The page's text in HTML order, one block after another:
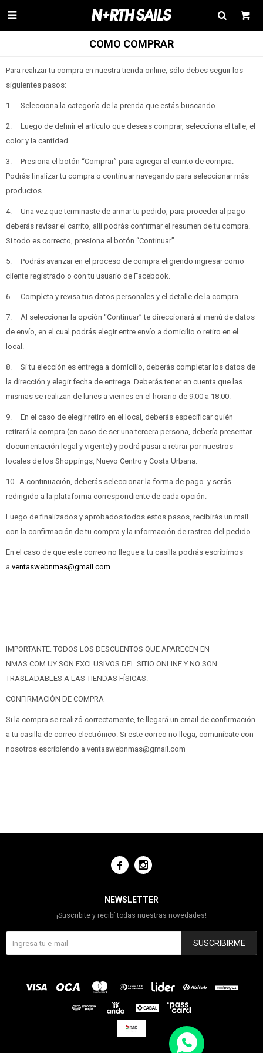

COMO COMPRAR
Para realizar tu compra en nuestra tienda online, sólo debes seguir los
siguientes pasos:
1. Selecciona la categoría de la prenda que estás buscando.
2. Luego de definir el artículo que deseas comprar, selecciona el talle, el
color y la cantidad.
3. Presiona el botón “Comprar” para agregar al carrito de compra.
Podrás finalizar tu compra o continuar navegando para seleccionar más
productos.
4. Una vez que terminaste de armar tu pedido, para proceder al pago
deberás revisar el carrito, allí podrás confirmar el resumen de tu compra.
Si todo es correcto, presiona el botón “Continuar”
5. Podrás avanzar en el proceso de compra eligiendo ingresar como
cliente registrado o con tu usuario de Facebook.
6. Completa y revisa tus datos personales y el detalle de la compra.
7. Al seleccionar la opción “Continuar” te direccionará al menú de datos
de envío, en el cual podrás elegir entre envío a domicilio o retiro en el
local.
8. Si tu elección es entrega a domicilio, deberás completar los datos de
la dirección y elegir fecha de entrega. Deberás tener en cuenta que las
mismas se realizan de lunes a viernes en el horario de 9.00 a 18.00.
9. En el caso de elegir retiro en el local, deberás especificar quién
retirará la compra (en caso de ser una tercera persona, debería presentar
documentación legal y vigente) y podrá pasar a retirar por nuestros
locales de los Shoppings, Nuevo Centro y Costa Urbana.
10. A continuación, deberás seleccionar la forma de pago y serás
redirigido a la plataforma correspondiente de cada opción.
Luego de finalizados y aprobados todos estos pasos, recibirás un mail
con la confirmación de tu compra y la información de rastreo del pedido.
En el caso de que este correo no llegue a tu casilla podrás escribirnos
a ventaswebnmas@gmail.com.
IMPORTANTE: TODOS LOS DESCUENTOS QUE APARECEN EN
NMAS.COM.UY SON EXCLUSIVOS DEL SITIO ONLINE Y NO SON
TRASLADABLES A LAS TIENDAS FÍSICAS.
CONFIRMACIÓN DE COMPRA
Si la compra se realizó correctamente, te llegará un email de confirmación
a tu casilla de correo electrónico. Si este correo no llega, comunícate con
nosotros escribiendo a ventaswebnmas@gmail.com
 
NEWSLETTER
¡Suscribite y recibí todas nuestras novedades!
SUSCRIBIRME